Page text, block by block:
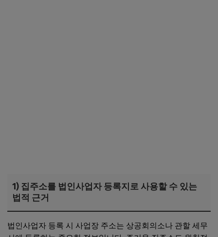
1) 집주소를 법인사업자 등록지로 사용할 수 있는
법적 근거
법인사업자 등록 시 사업장 주소는 상공회의소나 관할 세무